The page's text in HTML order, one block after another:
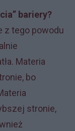
bariery?
z tego powodu
Materia
bo
stronie,